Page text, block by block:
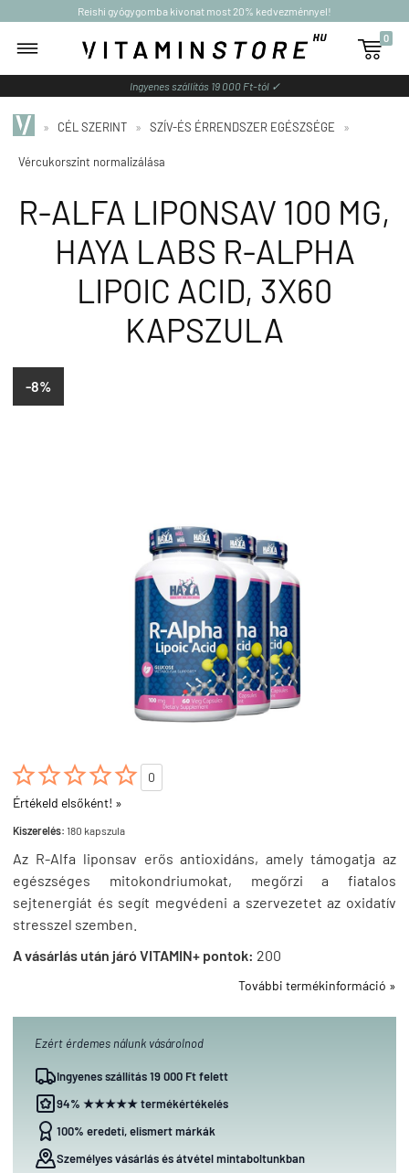
Reishi gyógygomba kivonat most 20% kedvezménnyel!

0
Ingyenes szállítás 19 000 Ft-tól ✓
» CÉL SZERINT » SZÍV-ÉS ÉRRENDSZER EGÉSZSÉGE »
Vércukorszint normalizálása
R-ALFA LIPONSAV 100 MG,
HAYA LABS R-ALPHA
LIPOIC ACID, 3X60
KAPSZULA
-8%

0
Értékeld elsőként! »
Kiszerelés: 180 kapszula
Az R-Alfa liponsav erős antioxidáns, amely támogatja az
egészséges mitokondriumokat, megőrzi a fiatalos
sejtenergiát és segít megvédeni a szervezetet az oxidatív
stresszel szemben.
A vásárlás után járó VITAMIN+ pontok: 200
További termékinformáció »
Ezért érdemes nálunk vásárolnod
Ingyenes szállítás 19 000 Ft felett
94% ★★★★★ termékértékelés
100% eredeti, elismert márkák
Személyes vásárlás és átvétel mintaboltunkban